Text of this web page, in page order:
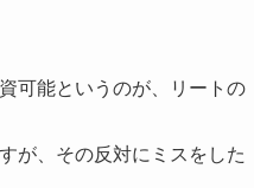
可能というのが、リートの
が、その反対にミスをした